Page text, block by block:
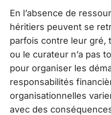
En l’absence de
héritiers peuvent se
parfois contre leur gré,
ou le curateur n’a pas
pour organiser les
responsabilités
organisationnelles
avec des